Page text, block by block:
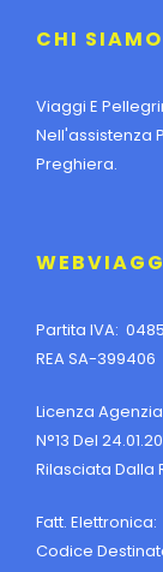
CHI SIAMO
Viaggi E
Nell'assistenza
Preghiera.
Partita IVA:
REA SA-399406
Licenza Agenzia
N°13 Del
Rilasciata Dalla
Fatt. Elettronica:
Codice